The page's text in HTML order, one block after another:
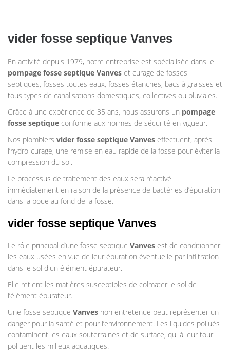
vider fosse septique Vanves
En activité depuis 1979, notre entreprise est spécialisée dans le
pompage fosse septique Vanves et curage de fosses
septiques, fosses toutes eaux, fosses étanches, bacs à graisses et
tous types de canalisations domestiques, collectives ou pluviales.
Grâce à une expérience de 35 ans, nous assurons un pompage
fosse septique conforme aux normes de sécurité en vigueur.
Nos plombiers vider fosse septique Vanves effectuent, après
l’hydro-curage, une remise en eau rapide de la fosse pour éviter la
compression du sol.
Le processus de traitement des eaux sera réactivé
immédiatement en raison de la présence de bactéries d’épuration
dans la boue au fond de la fosse.
vider fosse septique Vanves
Le rôle principal d’une fosse septique Vanves est de conditionner
les eaux usées en vue de leur épuration éventuelle par infiltration
dans le sol d'un élément épurateur.
Elle retient les matières susceptibles de colmater le sol de
l’élément épurateur.
Une fosse septique Vanves non entretenue peut représenter un
danger pour la santé et pour l’environnement. Les liquides pollués
contaminent les eaux souterraines et de surface, qui à leur tour
polluent les milieux aquatiques.